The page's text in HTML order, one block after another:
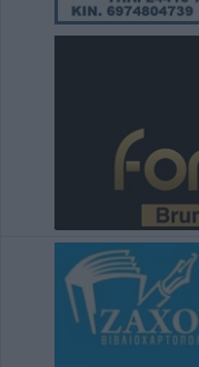
Κορυφώνεται η
Χιλιάδες
ΥΠΑΑΤ:
για την
7 Αυγούστου 2026, 16:06
2,3 εκατ. ευρώ
φοιτητική στέγη
Θεσσαλίας
7 Αυγούστου 2026, 15:39
Υπεγράφη η
αποκατάσταση